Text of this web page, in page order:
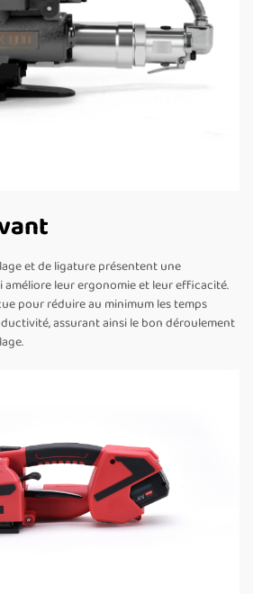
et de ligature présentent une
leur ergonomie et leur efficacité.
pour réduire au minimum les temps
assurant ainsi le bon déroulement